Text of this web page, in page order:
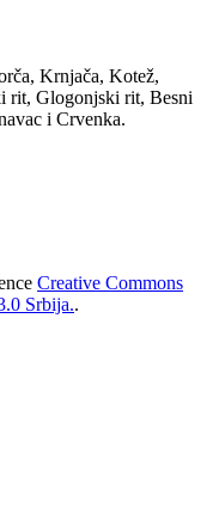
Krnjača, Kotež,
rit, Glogonjski rit, Besni
i Crvenka.
Creative Commons
Srbija..